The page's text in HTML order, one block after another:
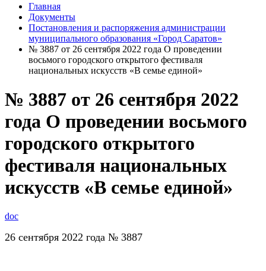
Главная
Документы
Постановления и распоряжения администрации
муниципального образования «Город Саратов»
№ 3887 от 26 сентября 2022 года О проведении
восьмого городского открытого фестиваля
национальных искусств «В семье единой»
№ 3887 от 26 сентября 2022
года О проведении восьмого
городского открытого
фестиваля национальных
искусств «В семье единой»
doc
26 сентября 2022 года № 3887